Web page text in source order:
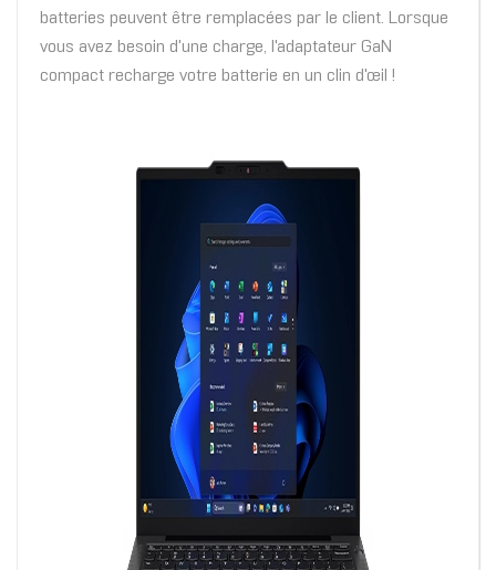
batteries peuvent être remplacées par le client. Lorsque
vous avez besoin d'une charge, l'adaptateur GaN
compact recharge votre batterie en un clin d'œil !